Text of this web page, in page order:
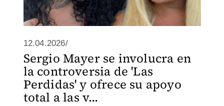
12.04.2026/
Sergio Mayer se involucra en
la controversia de 'Las
Perdidas' y ofrece su apoyo
total a las v...